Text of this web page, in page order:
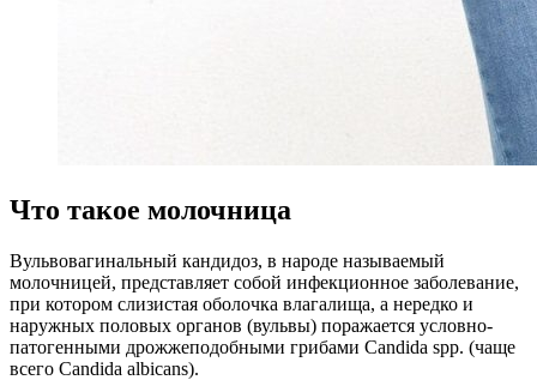
Что такое молочница
Вульвовагинальный кандидоз, в народе называемый
молочницей, представляет собой инфекционное заболевание,
при котором слизистая оболочка влагалища, а нередко и
наружных половых органов (вульвы) поражается условно-
патогенными дрожжеподобными грибами Candida spp. (чаще
всего Candida albicans).